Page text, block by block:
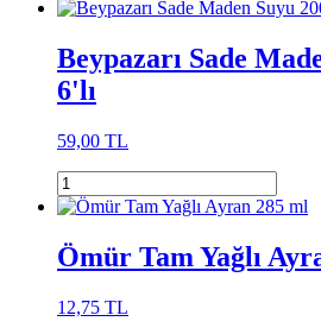
Beypazarı Sade
6'lı
59,00 TL
Ömür Tam Yağlı
12,75 TL